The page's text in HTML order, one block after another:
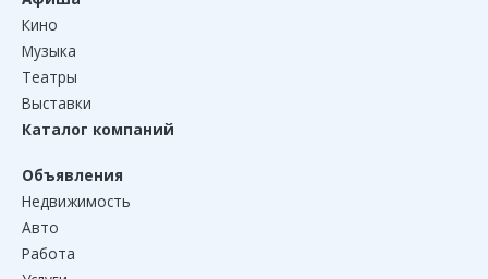
Кино
Музыка
Театры
Выставки
Каталог компаний
Объявления
Недвижимость
Авто
Работа